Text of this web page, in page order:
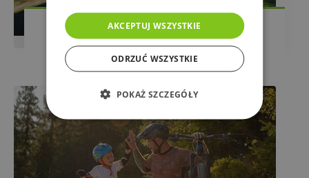
E-bike tours
AKCEPTUJ WSZYSTKIE
ODRZUĆ WSZYSTKIE
POKAŻ SZCZEGÓŁY